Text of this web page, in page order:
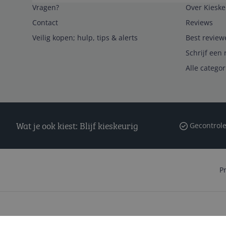
Vragen?
Contact
Veilig kopen; hulp, tips & alerts
Over
Reviews
Best
Schrijf een
Alle
Wat je ook kiest: Blijf kieskeurig